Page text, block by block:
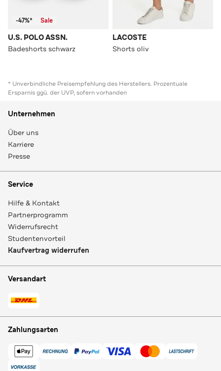
-47%* Sale
U.S. POLO ASSN.
Badeshorts schwarz
LACOSTE
Shorts oliv
* Unverbindliche Preisempfehlung des Herstellers. Prozentuale
Ersparnis ggü. der UVP, sofern vorhanden
Unternehmen
Über uns
Karriere
Presse
Service
Hilfe & Kontakt
Partnerprogramm
Widerrufsrecht
Studentenvorteil
Kaufvertrag widerrufen
Versandart
Zahlungsarten